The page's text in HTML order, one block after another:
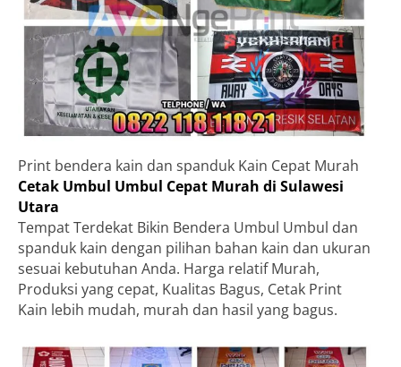
Print bendera kain dan spanduk Kain Cepat Murah
Cetak Umbul Umbul Cepat Murah di Sulawesi
Utara
Tempat Terdekat Bikin Bendera Umbul Umbul dan
spanduk kain dengan pilihan bahan kain dan ukuran
sesuai kebutuhan Anda. Harga relatif Murah,
Produksi yang cepat, Kualitas Bagus, Cetak Print
Kain lebih mudah, murah dan hasil yang bagus.